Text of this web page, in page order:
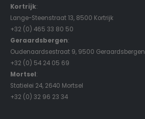
Kortrijk:
Lange-Steenstraat 13, 8500 Kortrijk
+32 (0) 465 33 80 50
Geraardsbergen:
Oudenaardsestraat 9, 9500 Geraardsbergen
+32 (0) 54 24 05 69
Mortsel:
Statielei 24, 2640 Mortsel
+32 (0) 32 96 23 34